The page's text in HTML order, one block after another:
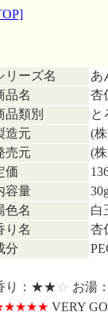
リーズ名 あ
品名
杏
品類別
と
造元
(
売元
(
価
容量
色名
白
り名 杏
分
り：★★☆ お湯：
VERY